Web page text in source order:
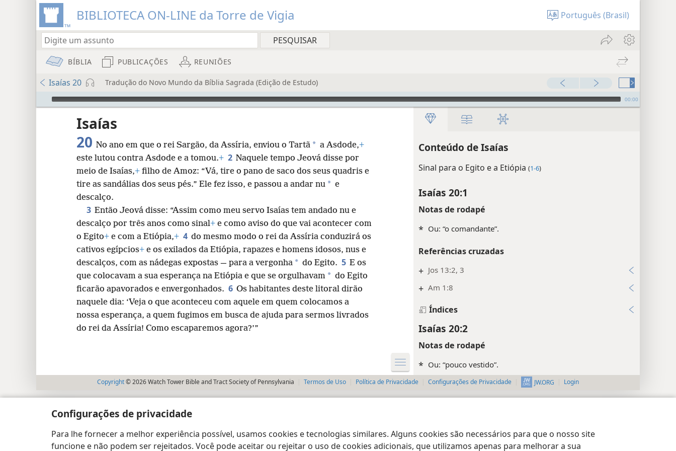
Configurações de privacidade
Para lhe fornecer a melhor experiência possível, usamos cookies e tecnologias similares. Alguns cookies são necessários para que o nosso site
funcione e não podem ser rejeitados. Você pode aceitar ou rejeitar o uso de cookies adicionais, que utilizamos apenas para melhorar a sua
BIBLIOTECA ON-LINE da Torre de Vigia Português (Brasil)
BÍBLIA PUBLICAÇÕES REUNIÕES
Isaías 20 Tradução do Novo Mundo da Bíblia Sagrada (Edição de Estudo)
Audio Player 00:00
Conteúdo de Isaías
Sinal para o Egito e a Etiópia (1-6)
Isaías 20:1
Notas de rodapé
* Ou: “o comandante”.
Referências cruzadas
+ Jos 13:2, 3
+ Am 1:8
Índices
Isaías 20:2
Notas de rodapé
* Ou: “pouco vestido”.
Referências cruzadas
Isaías 20:3
Isaías
20 No ano em que o rei Sargão, da Assíria, enviou o Tartã * a Asdode,+
este lutou contra Asdode e a tomou.+ 2 Naquele tempo Jeová disse por
meio de Isaías,+ filho de Amoz: “Vá, tire o pano de saco dos seus quadris e
tire as sandálias dos seus pés.” Ele fez isso, e passou a andar nu * e
descalço.
3 Então Jeová disse: “Assim como meu servo Isaías tem andado nu e
descalço por três anos como sinal+ e como aviso do que vai acontecer com
o Egito+ e com a Etiópia,+ 4 do mesmo modo o rei da Assíria conduzirá os
cativos egípcios+ e os exilados da Etiópia, rapazes e homens idosos, nus e
descalços, com as nádegas expostas — para a vergonha * do Egito. 5 E os
que colocavam a sua esperança na Etiópia e que se orgulhavam * do Egito
ficarão apavorados e envergonhados. 6 Os habitantes deste litoral dirão
naquele dia: ‘Veja o que aconteceu com aquele em quem colocamos a
nossa esperança, a quem fugimos em busca de ajuda para sermos livrados
do rei da Assíria! Como escaparemos agora?’”
Copyright© 2026 Watch Tower Bible and Tract Society of Pennsylvania Termos de Uso Política de Privacidade Configurações de Privacidade JW.ORG Login